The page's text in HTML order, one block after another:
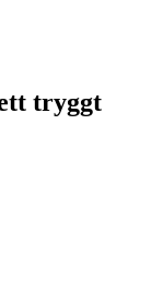
tryggt